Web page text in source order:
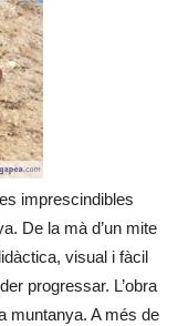
imprescindibles
De la mà d’un mite
visual i fàcil
progressar. L’obra
muntanya. A més de